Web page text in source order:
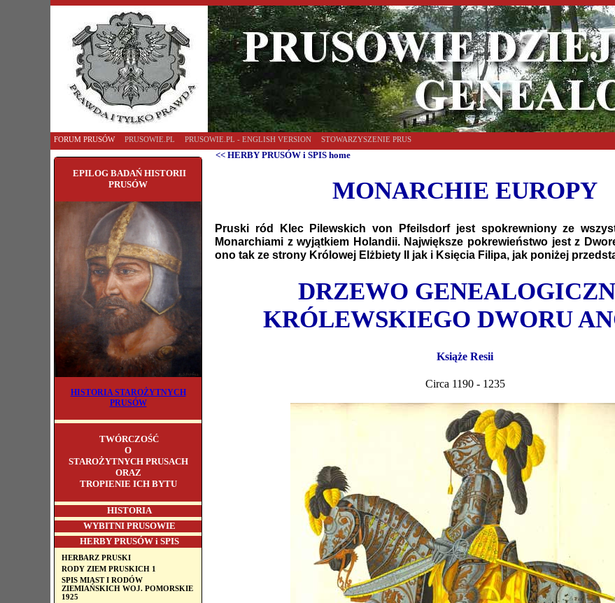
FORUM PRUSÓW PRUSOWIE.PL PRUSOWIE.PL - ENGLISH VERSION STOWARZYSZENIE PRUS
EPILOG BADAŃ HISTORII
PRUSÓW
HISTORIA STAROŻYTNYCH
PRUSÓW
TWÓRCZOŚĆ
O
STAROŻYTNYCH PRUSACH
ORAZ
TROPIENIE ICH BYTU
HISTORIA
WYBITNI PRUSOWIE
HERBY PRUSÓW i SPIS
HERBARZ PRUSKI
RODY ZIEM PRUSKICH 1
SPIS MIAST I RODÓW
ZIEMIAŃSKICH WOJ. POMORSKIE
1925
<< HERBY PRUSÓW i SPIS home
MONARCHIE EUROPY
Pruski ród Klec Pilewskich von Pfeilsdorf jest spokrewniony ze
Monarchiami z wyjątkiem Holandii. Największe pokrewieństwo jest z
ono tak ze strony Królowej Elżbiety II jak i Księcia Filipa, jak poniżej
DRZEWO
KRÓLEWSKIEGO DWORU
Książe Resii
Circa 1190 - 1235